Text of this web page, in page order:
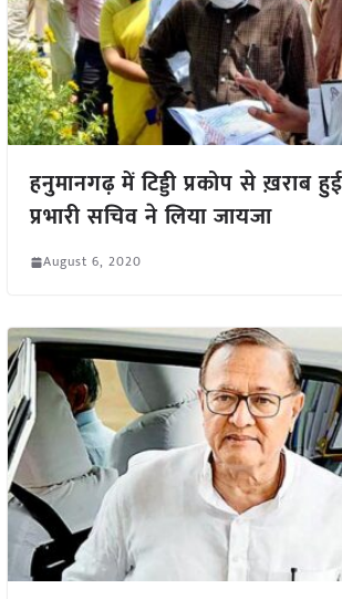
हनुमानगढ़ में टिड्डी प्रकोप से ख़राब
प्रभारी सचिव ने लिया जायजा
August 6, 2020